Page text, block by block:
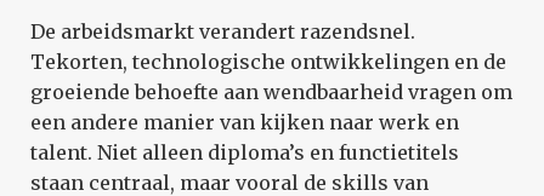
De arbeidsmarkt verandert razendsnel.
Tekorten, technologische ontwikkelingen en de
groeiende behoefte aan wendbaarheid vragen om
een andere manier van kijken naar werk en
talent. Niet alleen diploma’s en functietitels
staan centraal, maar vooral de skills van